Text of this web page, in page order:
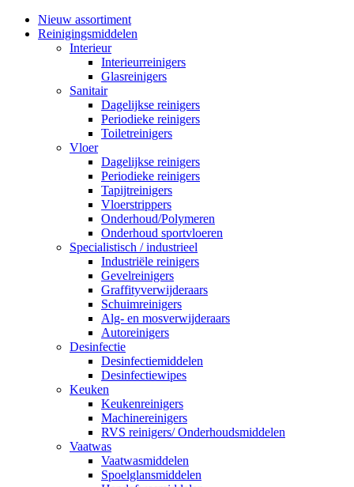
Nieuw assortiment
Reinigingsmiddelen
Interieur
Interieurreinigers
Glasreinigers
Sanitair
Dagelijkse reinigers
Periodieke reinigers
Toiletreinigers
Vloer
Dagelijkse reinigers
Periodieke reinigers
Tapijtreinigers
Vloerstrippers
Onderhoud/Polymeren
Onderhoud sportvloeren
Specialistisch / industrieel
Industriële reinigers
Gevelreinigers
Graffityverwijderaars
Schuimreinigers
Alg- en mosverwijderaars
Autoreinigers
Desinfectie
Desinfectiemiddelen
Desinfectiewipes
Keuken
Keukenreinigers
Machinereinigers
RVS reinigers/ Onderhoudsmiddelen
Vaatwas
Vaatwasmiddelen
Spoelglansmiddelen